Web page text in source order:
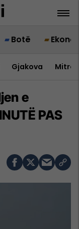
Botë
Gjakova
e
PAS